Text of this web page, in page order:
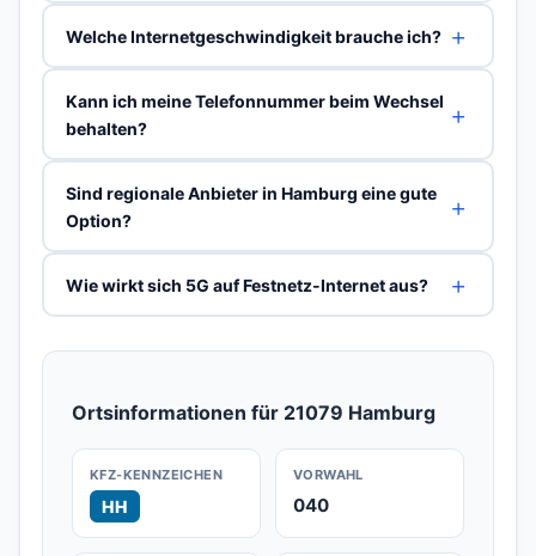
Welche Internetgeschwindigkeit brauche ich?
Kann ich meine Telefonnummer beim Wechsel
behalten?
Sind regionale Anbieter in Hamburg eine gute
Option?
Wie wirkt sich 5G auf Festnetz-Internet aus?
Ortsinformationen für 21079 Hamburg
KFZ-KENNZEICHEN
HH
VORWAHL
040